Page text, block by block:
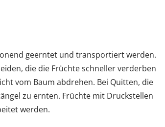
geerntet und transportiert werden.
die die Früchte schneller verderben
vom Baum abdrehen. Bei Quitten, die
zu ernten. Früchte mit Druckstellen
werden.